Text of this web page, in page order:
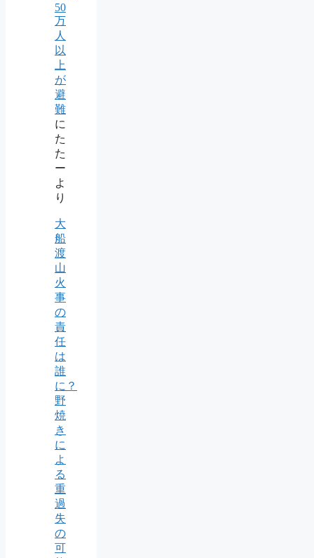
50
万
人
以
上
が
避
難
に
た
た
ー
よ
り
大
船
渡
山
火
事
の
責
任
は
誰
に？
野
焼
き
に
よ
る
重
過
失
の
可